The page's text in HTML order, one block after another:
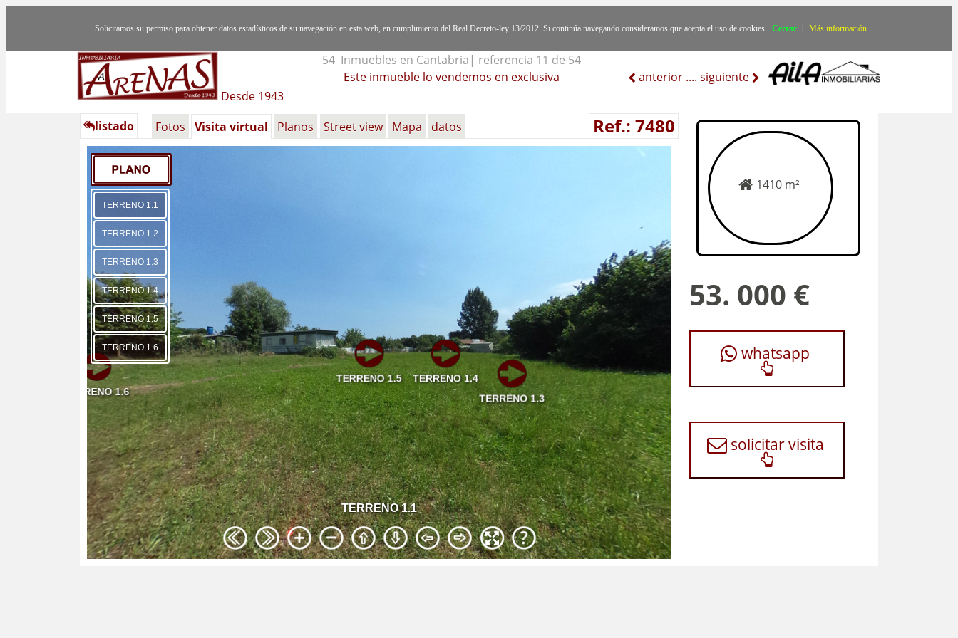
Solicitamos su permiso para obtener datos estadísticos de su navegación en esta web, en cumplimiento del Real Decreto-ley 13/2012. Si continúa navegando consideramos que acepta el uso de cookies. Cerrar Más información
Desde 1943
54 Inmuebles en Cantabria| referencia 11 de 54
Este inmueble lo vendemos en exclusiva
anterior .... siguiente
listado Fotos Visita virtual Planos Street view Mapa datos Ref.: 7480
1410 m²
53. 000 €
whatsapp
solicitar visita